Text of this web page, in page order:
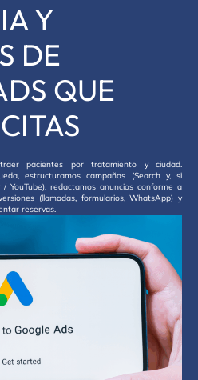
Y
DE
QUE
pacientes por tratamiento y ciudad.
estructuramos campañas (Search y, si
YouTube), redactamos anuncios conforme a
(llamadas, formularios, WhatsApp) y
reservas.